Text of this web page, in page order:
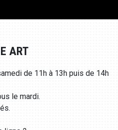
ART
de 11h à 13h puis de 14h
le mardi.